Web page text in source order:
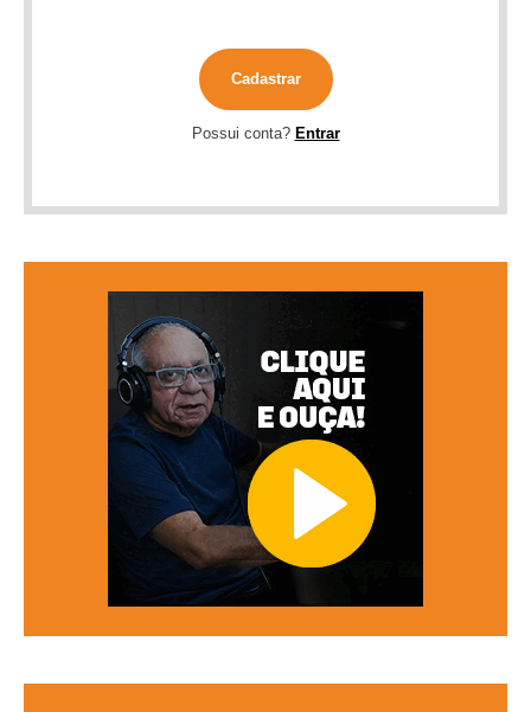
Cadastrar
Possui conta? Entrar